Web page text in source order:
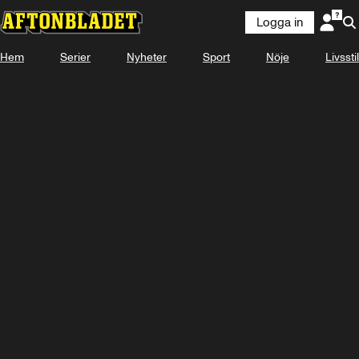
Logga in
Hem Serier Nyheter Sport Nöje Livsstil